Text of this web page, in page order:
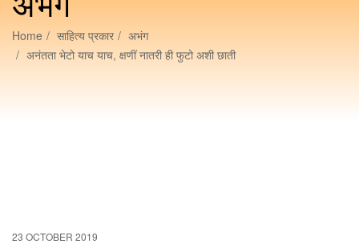
Home साहित्य प्रकार
अभंग
अनंतता भेटो याच याच, क्षणीं नातरी ही फुटो अशी छाती
23 OCTOBER 2019